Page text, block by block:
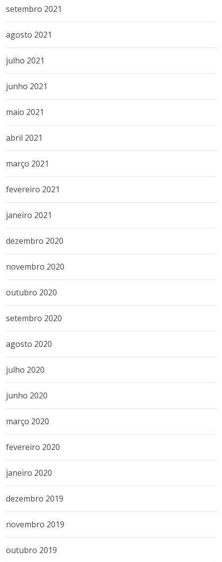
setembro 2021
agosto 2021
julho 2021
junho 2021
maio 2021
abril 2021
março 2021
fevereiro 2021
janeiro 2021
dezembro 2020
novembro 2020
outubro 2020
setembro 2020
agosto 2020
julho 2020
junho 2020
março 2020
fevereiro 2020
janeiro 2020
dezembro 2019
novembro 2019
outubro 2019